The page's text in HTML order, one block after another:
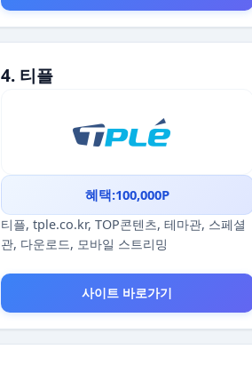
4. 티플
혜택:100,000P
티플, tple.co.kr, TOP콘텐츠, 테마관, 스페셜
관, 다운로드, 모바일 스트리밍
사이트 바로가기